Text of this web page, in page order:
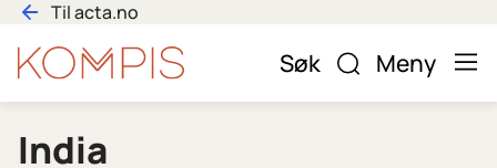
Hopp
innhold
Til acta.no
Bli
kompis Søk Meny
India